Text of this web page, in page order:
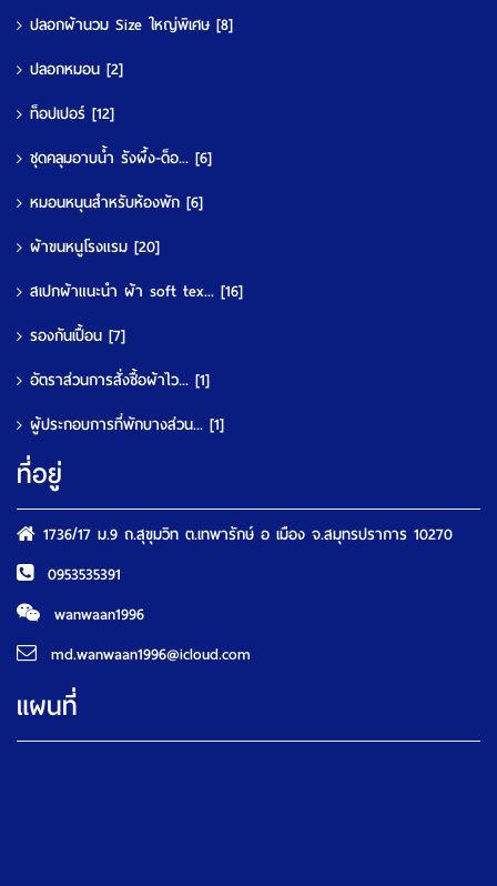
ปลอกผ้านวม Size ใหญ่พิเศษ [8]
ปลอกหมอน [2]
ท็อปเปอร์ [12]
ชุดคลุมอาบน้ำ รังผึ้ง-ด็อ... [6]
หมอนหนุนสำหรับห้องพัก [6]
ผ้าขนหนูโรงแรม [20]
สเปกผ้าแนะนำ ผ้า soft tex... [16]
รองกันเปื้อน [7]
อัตราส่วนการสั่งซื้อผ้าไว... [1]
ผู้ประกอบการที่พักบางส่วน... [1]
ที่อยู่
1736/17 ม.9 ถ.สุขุมวิท ต.เทพารักษ์ อ เมือง จ.สมุทรปราการ 10270
0953535391
wanwaan1996
md.wanwaan1996@icloud.com
แผนที่